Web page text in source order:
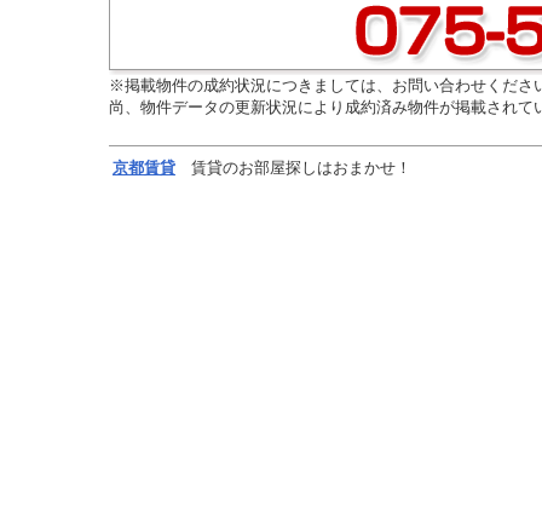
※掲載物件の成約状況につきましては、お問い合わせくださ
尚、物件データの更新状況により成約済み物件が掲載され
京都賃貸 賃貸のお部屋探しはおまかせ！